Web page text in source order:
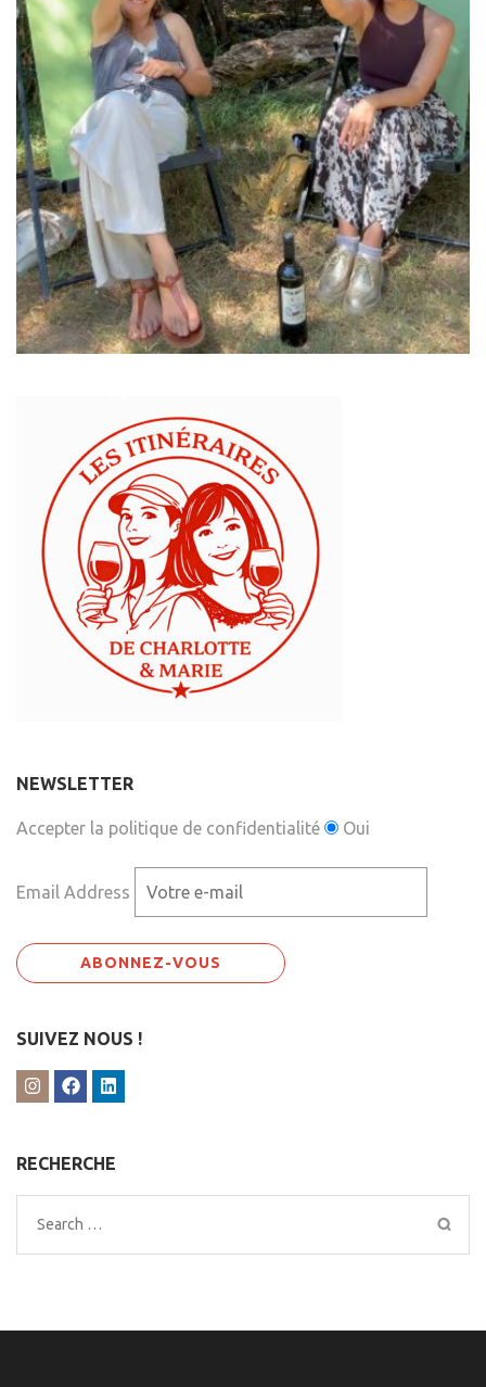
NEWSLETTER
Accepter la politique de confidentialité Oui
Email Address
SUIVEZ NOUS !
RECHERCHE
Search
for: